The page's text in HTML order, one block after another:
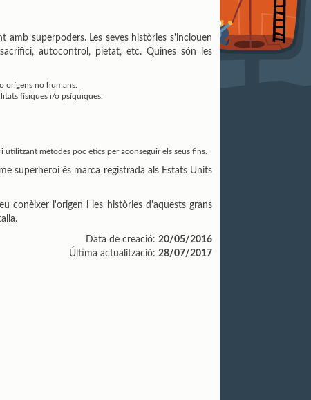
amb superpoders. Les seves històries s'inclouen
autocontrol, pietat, etc. Quines són les
orígens no humans.
físiques i/o psíquiques.
mètodes poc ètics per aconseguir els seus fins.
superheroi és marca registrada als Estats Units
conèixer l'origen i les històries d'aquests grans
Data de creació: 20/05/2016
Última actualització: 28/07/2017